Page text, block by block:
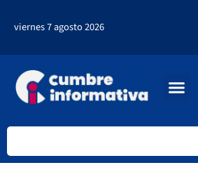
viernes 7 agosto 2026